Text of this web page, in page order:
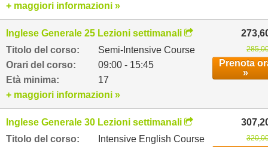
+ maggiori informazioni »
Inglese Generale 25 Lezioni settimanali
Titolo del corso:
Semi-Intensive Course
Orari del corso:
09:00 - 15:45
Età minima:
17
Prenota
»
+ maggiori informazioni »
Inglese Generale 30 Lezioni settimanali
Titolo del corso:
Intensive English Course